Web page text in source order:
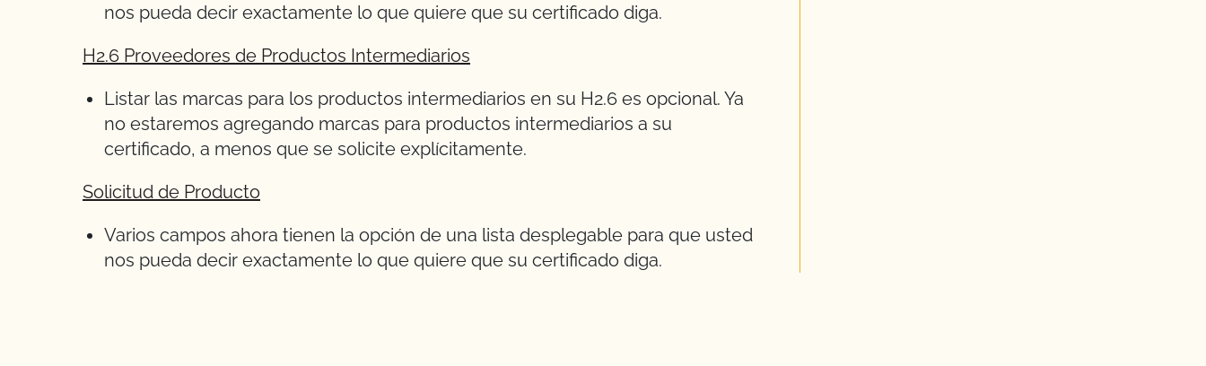
nos pueda decir exactamente lo que quiere que su certificado diga.
H2.6 Proveedores de Productos Intermediarios
Listar las marcas para los productos intermediarios en su H2.6 es opcional. Ya
no estaremos agregando marcas para productos intermediarios a su
certificado, a menos que se solicite explícitamente.
Solicitud de Producto
Varios campos ahora tienen la opción de una lista desplegable para que usted
nos pueda decir exactamente lo que quiere que su certificado diga.